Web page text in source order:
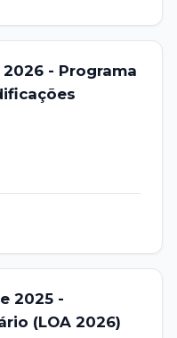
2026 - Programa
2025 -
(LOA 2026)